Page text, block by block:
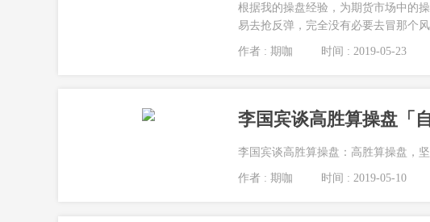
根据我的操盘经验，为期货市场中的
易去抢反弹，完全没有必要去冒那个
作者 : 期咖 时间 : 2019-05-23
李国宾谈高胜算操盘「
李国宾谈高胜算操盘：高胜算操盘，
作者 : 期咖 时间 : 2019-05-10